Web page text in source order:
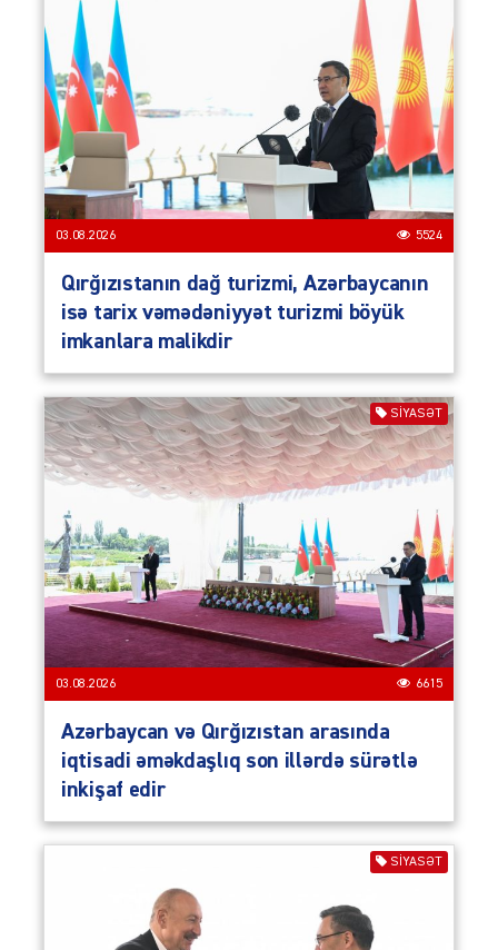
03.08.2026 5524
Qırğızıstanın dağ turizmi, Azərbaycanın
isə tarix vəmədəniyyət turizmi böyük
imkanlara malikdir
SIYASƏT
03.08.2026 6615
Azərbaycan və Qırğızıstan arasında
iqtisadi əməkdaşlıq son illərdə sürətlə
inkişaf edir
SIYASƏT